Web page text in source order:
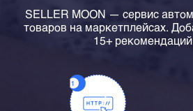
SELLER MOON — сервис
товаров на маркетплейсах.
15+